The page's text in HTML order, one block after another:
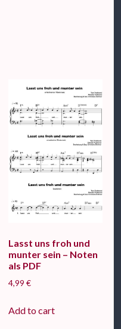
Lasst uns froh und
munter sein – Noten
als PDF
4,99 €
Add to cart